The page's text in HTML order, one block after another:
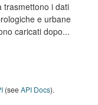
trasmettono i dati
e urbane
caricati dopo...
(seeAPI Docs).